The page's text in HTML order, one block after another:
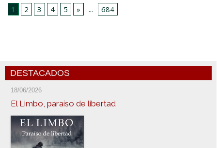
1
2 3 4 5 » ... 684
DESTACADOS
18/06/2026
El Limbo, paraíso de libertad